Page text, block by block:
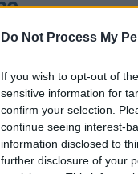
Do Not Process My
If you wish to opt-out of
sensitive information for
confirm your selection.
continue seeing interest-
information disclosed to
further disclosure of your